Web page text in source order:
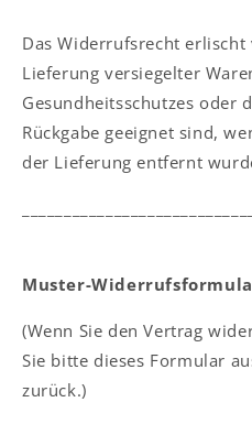
Das Widerrufsrecht
Lieferung versiegelter
Gesundheitsschutzes oder
Rückgabe geeignet sind,
der Lieferung entfernt
Muster-
(Wenn Sie den Vertrag
Sie bitte dieses Formular
zurück.)